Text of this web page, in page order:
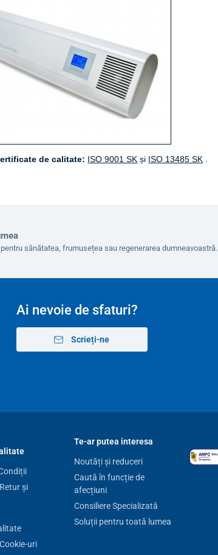
de calitate: ISO 9001 SK și ISO 13485 SK .
sănătatea, frumusețea sau regenerarea dumneavoastră.
Ai nevoie de sfaturi?
Scrieți-ne
și
uri
Te-ar putea interesa
Noutăți și reduceri
Caută în funcție de
afecțiuni
Consiliere Specializată
Soluții pentru toată lumea